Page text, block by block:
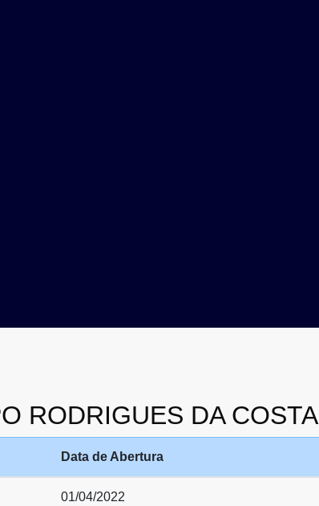
RODRIGUES DA COSTA
Data de Abertura
01/04/2022